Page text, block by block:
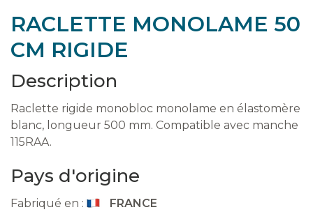
RACLETTE MONOLAME 50
CM RIGIDE
Description
Raclette rigide monobloc monolame en élastomère
blanc, longueur 500 mm. Compatible avec manche
115RAA.
Pays d'origine
Fabriqué en : FRANCE